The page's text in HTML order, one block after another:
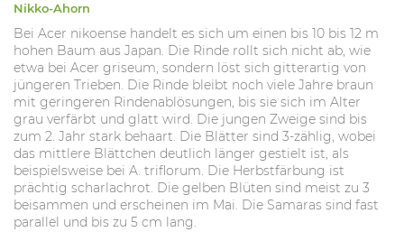
Nikko-Ahorn
Bei Acer nikoense handelt es sich um einen bis 10 bis 12 m
hohen Baum aus Japan. Die Rinde rollt sich nicht ab, wie
etwa bei Acer griseum, sondern löst sich gitterartig von
jüngeren Trieben. Die Rinde bleibt noch viele Jahre braun
mit geringeren Rindenablösungen, bis sie sich im Alter
grau verfärbt und glatt wird. Die jungen Zweige sind bis
zum 2. Jahr stark behaart. Die Blätter sind 3-zählig, wobei
das mittlere Blättchen deutlich länger gestielt ist, als
beispielsweise bei A. triflorum. Die Herbstfärbung ist
prächtig scharlachrot. Die gelben Blüten sind meist zu 3
beisammen und erscheinen im Mai. Die Samaras sind fast
parallel und bis zu 5 cm lang.